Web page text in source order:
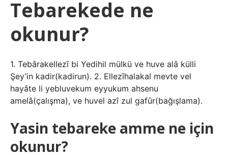
Tebarekede ne
okunur?
1. Tebârakellezî bi Yedihil mülkü ve huve alâ külli
Şey’in kadir(kadirun). 2. Ellezîhalakal mevte vel
hayâte li yebluvekum eyyukum ahsenu
amelâ(çalışma), ve huvel azî zul gafûr(bağışlama).
Yasin tebareke amme ne için
okunur?